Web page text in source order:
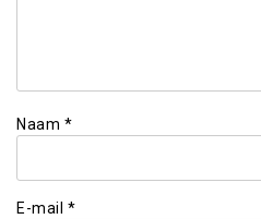
Naam *
E-mail *